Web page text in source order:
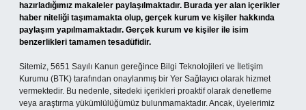
hazırladığımız makaleler paylaşılmaktadır. Burada yer alan içerikler
haber niteliği taşımamakta olup, gerçek kurum ve kişiler hakkında
paylaşım yapılmamaktadır. Gerçek kurum ve kişiler ile isim
benzerlikleri tamamen tesadüfidir.
Sitemiz, 5651 Sayılı Kanun gereğince Bilgi Teknolojileri ve İletişim
Kurumu (BTK) tarafından onaylanmış bir Yer Sağlayıcı olarak hizmet
vermektedir. Bu nedenle, sitedeki içerikleri proaktif olarak denetleme
veya araştırma yükümlülüğümüz bulunmamaktadır. Ancak, üyelerimiz